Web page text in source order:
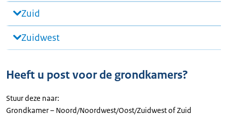
Zuid
Zuidwest
Heeft u post voor de grondkamers?
Stuur deze naar:
Grondkamer – Noord/Noordwest/Oost/Zuidwest of Zuid